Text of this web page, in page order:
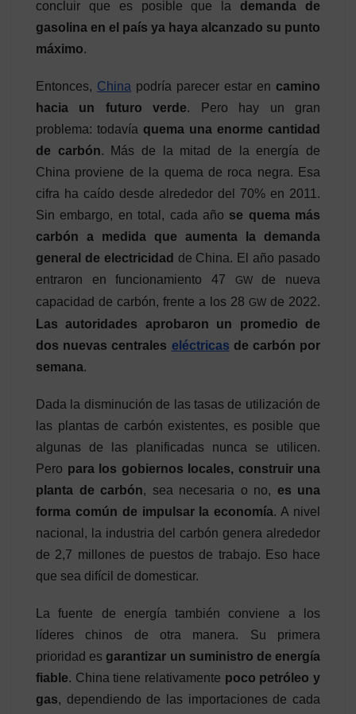
concluir que es posible que la demanda de
gasolina en el país ya haya alcanzado su punto
máximo.
Entonces, China podría parecer estar en camino
hacia un
futuro verde. Pero hay un gran
problema: todavía quema una enorme cantidad
de carbón. Más de la mitad de la energía de
China proviene de la quema de roca negra. Esa
cifra ha caído desde alrededor del 70% en 2011.
Sin embargo, en total, cada año se quema más
carbón a medida que aumenta la demanda
general de electricidad de China. El año pasado
entraron en funcionamiento 47
GWde nueva
capacidad de carbón, frente a los 28 GW de 2022.
Las autoridades aprobaron un promedio de
dos nuevas centrales eléctricas de carbón por
semana.
Dada la disminución de las tasas de utilización de
las plantas de carbón existentes, es posible que
algunas de las planificadas nunca se utilicen.
Pero para los gobiernos locales, construir una
planta de carbón, sea necesaria o no, es una
forma común de impulsar la economía. A nivel
nacional, la industria del carbón genera alrededor
de 2,7 millones de puestos de trabajo. Eso hace
que sea difícil de domesticar.
La fuente de energía también conviene a los
líderes chinos de otra manera. Su primera
prioridad es garantizar un suministro de energía
fiable. China tiene relativamente poco petróleo y
gas, dependiendo de las importaciones de cada